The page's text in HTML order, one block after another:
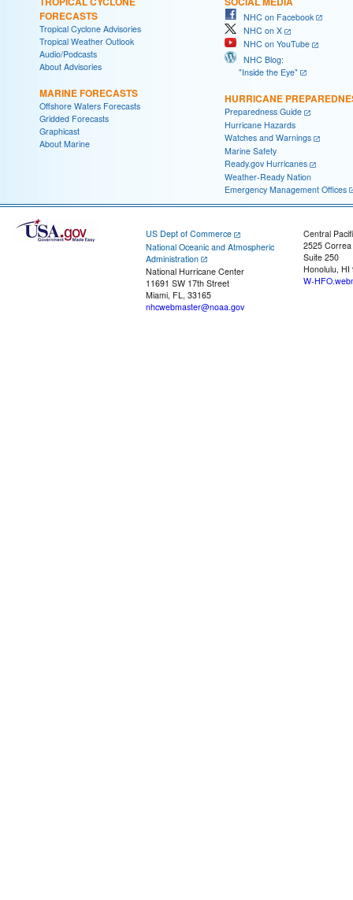
FORECASTS
Tropical Cyclone Advisories
Tropical Weather Outlook
Audio/Podcasts
About Advisories
MARINE FORECASTS
Offshore Waters Forecasts
Gridded Forecasts
Graphicast
About Marine
NHC on Facebook
NHC on X
NHC on YouTube
NHC Blog:
"Inside the Eye"
HURRICANE
Preparedness Guide
Hurricane Hazards
Watches and Warnings
Marine Safety
Ready.gov Hurricanes
Weather-Ready Nation
Emergency Management Offices
US Dept of Commerce
National Oceanic and Atmospheric
Administration
National Hurricane Center
11691 SW 17th Street
Miami, FL, 33165
nhcwebmaster@noaa.gov
Central
2525
Suite 250
Honolulu, HI
W-